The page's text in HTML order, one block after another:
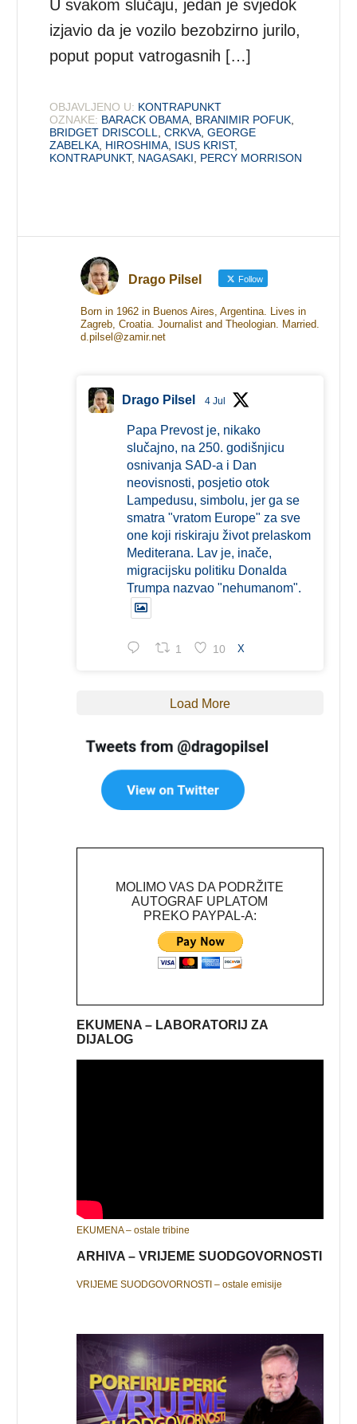
U svakom slučaju, jedan je svjedok
izjavio da je vozilo bezobzirno jurilo,
poput poput vatrogasnih […]
OBJAVLJENO U: KONTRAPUNKT
OZNAKE: BARACK OBAMA, BRANIMIR POFUK,
BRIDGET DRISCOLL,CRKVA,GEORGE
ZABELKA, HIROSHIMA, ISUS KRIST,
KONTRAPUNKT, NAGASAKI, PERCY MORRISON
Drago Pilsel Follow
Born in 1962 in Buenos Aires, Argentina. Lives in
Zagreb, Croatia. Journalist and Theologian. Married.
d.pilsel@zamir.net
Drago Pilsel 4 Jul
Papa Prevost je, nikako
slučajno, na 250. godišnjicu
osnivanja SAD-a i Dan
neovisnosti, posjetio otok
Lampedusu, simbolu, jer ga se
smatra "vratom Europe" za sve
one koji riskiraju život prelaskom
Mediterana. Lav je, inače,
migracijsku politiku Donalda
Trumpa nazvao "nehumanom".
1 10 X
Load More
MOLIMO VAS DA PODRŽITE
AUTOGRAF UPLATOM
PREKO PAYPAL-A:
EKUMENA – LABORATORIJ ZA
DIJALOG
EKUMENA – ostale tribine
ARHIVA – VRIJEME SUODGOVORNOSTI
VRIJEME SUODGOVORNOSTI – ostale emisije